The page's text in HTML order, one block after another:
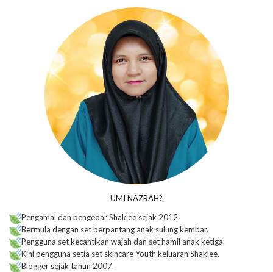
UMI NAZRAH?
Pengamal dan pengedar Shaklee sejak 2012.
Bermula dengan set berpantang anak sulung kembar.
Pengguna set kecantikan wajah dan set hamil anak ketiga.
Kini pengguna setia set skincare Youth keluaran Shaklee.
Blogger sejak tahun 2007.